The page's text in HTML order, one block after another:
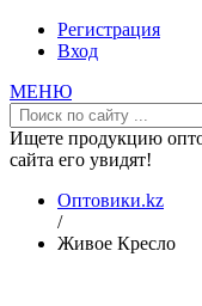
Регистрация
Вход
МЕНЮ
Ищете продукцию
сайта его увидят!
Оптовики.kz
/
Живое Кресло